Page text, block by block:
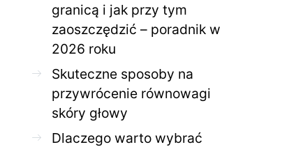
ZDROWE CIAŁO
Jak skutecznie zadbać o
problematyczną cerę w
28 KWIETNIA 2026 AGNIESZKA
Twoja cera
27 KWIETNIA 2026
granicą i jak przy tym
zaoszczędzić – poradnik w
2026 roku
Skuteczne sposoby na
przywrócenie równowagi
skóry głowy
Dlaczego warto wybrać